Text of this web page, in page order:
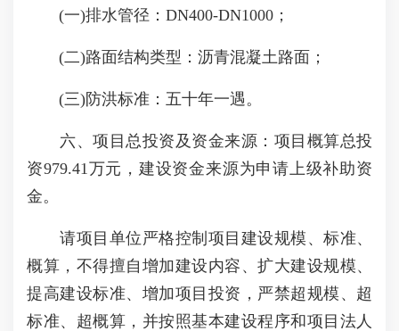
(一)排水管径：DN400-DN1000；
(二)路面结构类型：沥青混凝土路面；
(三)防洪标准：五十年一遇。
六、项目总投资及资金来源：项目概算总投
资979.41万元，建设资金来源为申请上级补助资
金。
请项目单位严格控制项目建设规模、标准、
概算，不得擅自增加建设内容、扩大建设规模、
提高建设标准、增加项目投资，严禁超规模、超
标准、超概算，并按照基本建设程序和项目法人